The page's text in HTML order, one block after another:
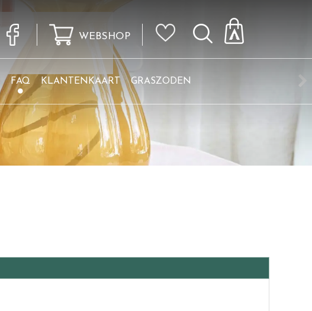
WEBSHOP
FAQ KLANTENKAART GRASZODEN